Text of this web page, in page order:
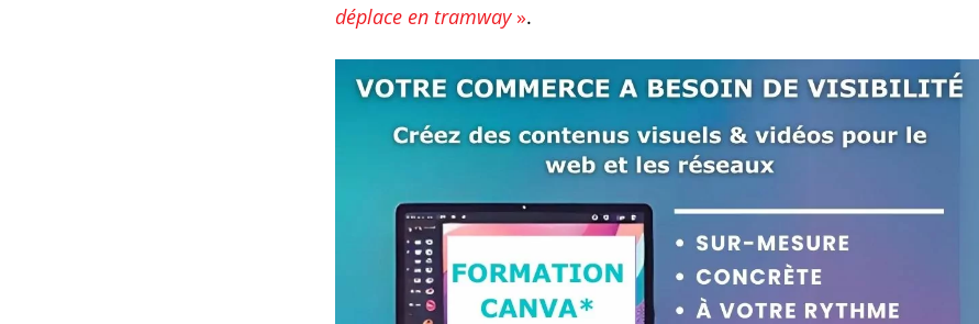
déplace en tramway».